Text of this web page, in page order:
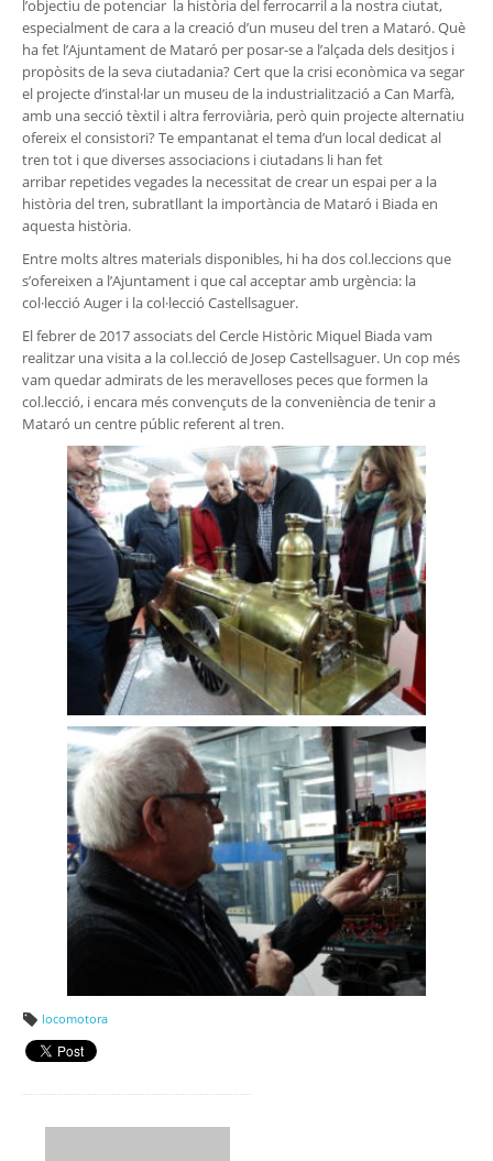
l’objectiu de potenciar la història del ferrocarril a la nostra ciutat,
especialment de cara a la creació d’un museu del tren a Mataró. Què
ha fet l’Ajuntament de Mataró per posar-se a l’alçada dels desitjos i
propòsits de la seva ciutadania? Cert que la crisi econòmica va segar
el projecte d’instal·lar un museu de la industrialització a Can Marfà,
amb una secció tèxtil i altra ferroviària, però quin projecte alternatiu
ofereix el consistori? Te empantanat el tema d’un local dedicat al
tren tot i que diverses associacions i ciutadans li han fet
arribar repetides vegades la necessitat de crear un espai per a la
història del tren, subratllant la importància de Mataró i Biada en
aquesta història.
Entre molts altres materials disponibles, hi ha dos col.leccions que
s’ofereixen a l’Ajuntament i que cal acceptar amb urgència: la
col·lecció Auger i la col·lecció Castellsaguer.
El febrer de 2017 associats del Cercle Històric Miquel Biada vam
realitzar una visita a la col.lecció de Josep Castellsaguer. Un cop més
vam quedar admirats de les meravelloses peces que formen la
col.lecció, i encara més convençuts de la conveniència de tenir a
Mataró un centre públic referent al tren.
locomotora